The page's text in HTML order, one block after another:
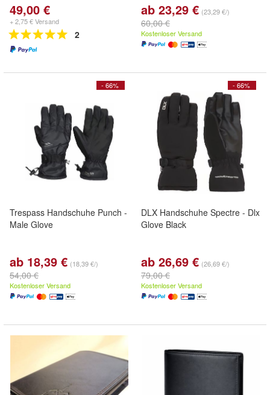
49,00 €
+ 2,75 € Versand
2
ab 23,29 € (23,29 €/)
60,00 €
Kostenloser Versand
- 66%
Trespass Handschuhe Punch -
Male Glove
ab 18,39 € (18,39 €/)
54,00 €
Kostenloser Versand
- 66%
DLX Handschuhe Spectre - Dlx
Glove Black
ab 26,69 € (26,69 €/)
79,00 €
Kostenloser Versand